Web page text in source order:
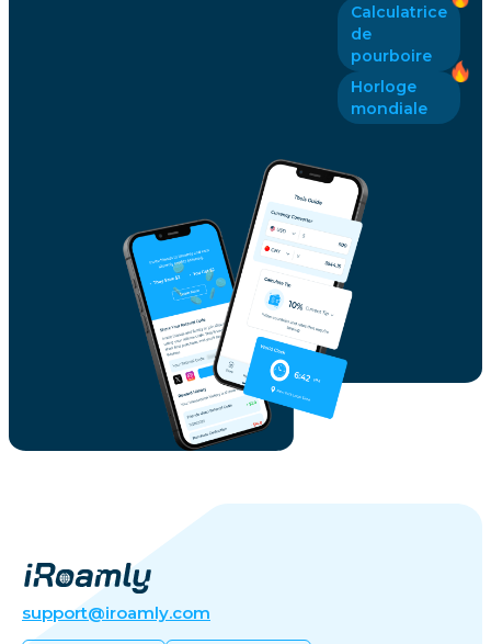
Calculatrice
de
pourboire
Horloge
mondiale
support@iroamly.com